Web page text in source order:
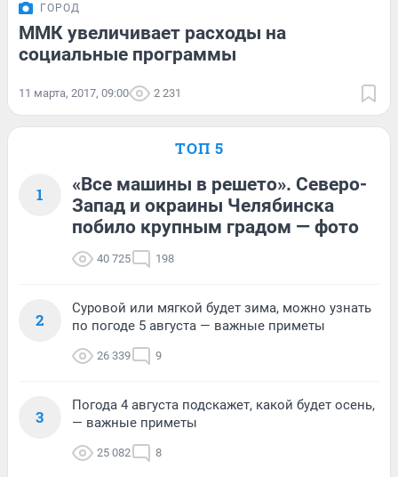
ГОРОД
ММК увеличивает расходы на
социальные программы
11 марта, 2017, 09:00 2 231
ТОП 5
1
«Все машины в решето». Северо-
Запад и окраины Челябинска
побило крупным градом — фото
40 725 198
2
Суровой или мягкой будет зима, можно узнать
по погоде 5 августа — важные приметы
26 339 9
3
Погода 4 августа подскажет, какой будет осень,
— важные приметы
25 082 8